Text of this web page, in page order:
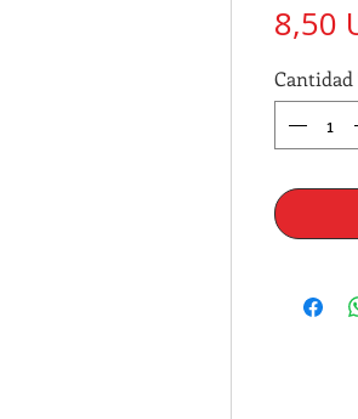
8,50
Cantidad